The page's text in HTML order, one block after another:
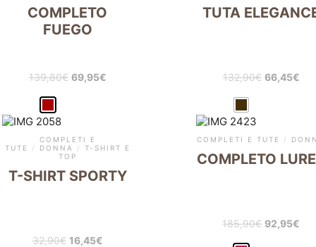
TUTA
132,90€ 66,45€
COMPLETO
FUEGO
139,80€ 69,95€
COMPLETI E TUTE /
COMPLETO
185,90€ 92,95€
COMPLETI E
TUTE
/ DONNA /
T-SHIRT E
TOP
T-SHIRT SPORTY
32,90€ 16,45€